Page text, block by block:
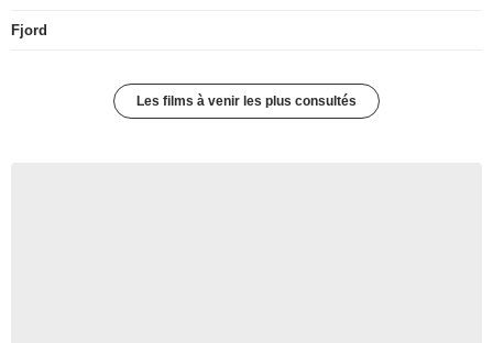
Fjord
Les films à venir les plus consultés